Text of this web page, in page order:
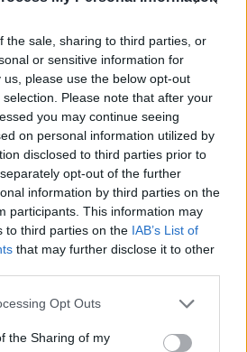
the sale, sharing to third parties, or
or sensitive information for
please use the below opt-out
Please note that after your
you may continue seeing
on personal information utilized by
disclosed to third parties prior to
opt-out of the further
information by third parties on the
participants. This information may
to third parties on the IAB’s List of
that may further disclose it to other
Opt Outs
the Sharing of my